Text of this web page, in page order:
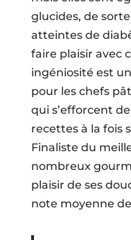
glucides, de
atteintes de
faire plaisir avec
ingéniosité est
pour les chefs
qui s’efforcent
recettes à la fois
Finaliste du
nombreux
plaisir de ses
note moyenne